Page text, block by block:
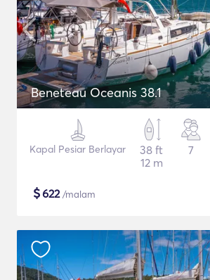
Beneteau Oceanis 38.1
Kapal Pesiar Berlayar
38 ft
12 m
7
$622/malam